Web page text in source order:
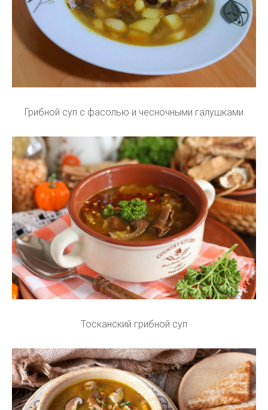
Грибной суп с фасолью и чесночными галушками
Тосканский грибной суп